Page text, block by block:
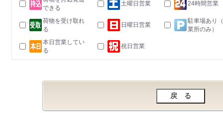
できる
土曜日営業 24時間営業
荷物を受け取れ
る
日曜日営業
駐車場あり
業所のみ）
本日営業してい
る
祝日営業